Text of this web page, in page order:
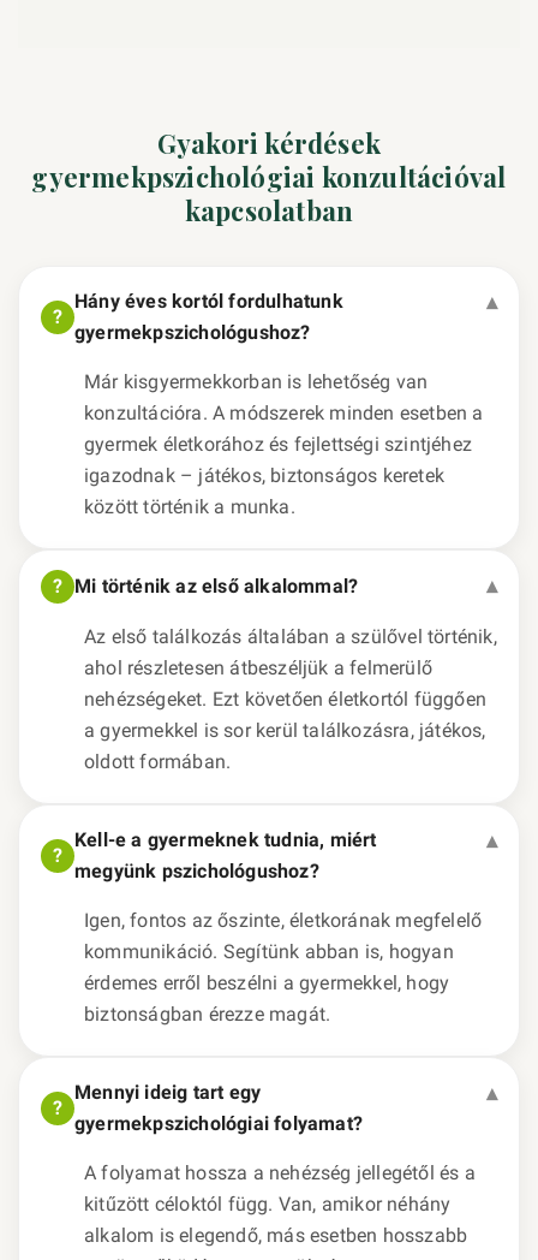
Gyakori kérdések
gyermekpszichológiai konzultációval
kapcsolatban
Hány éves kortól fordulhatunk
gyermekpszichológushoz?
Már kisgyermekkorban is lehetőség van
konzultációra. A módszerek minden esetben a
gyermek életkorához és fejlettségi szintjéhez
igazodnak – játékos, biztonságos keretek
között történik a munka.
Mi történik az első alkalommal?
Az első találkozás általában a szülővel történik,
ahol részletesen átbeszéljük a felmerülő
nehézségeket. Ezt követően életkortól függően
a gyermekkel is sor kerül találkozásra, játékos,
oldott formában.
Kell-e a gyermeknek tudnia, miért
megyünk pszichológushoz?
Igen, fontos az őszinte, életkorának megfelelő
kommunikáció. Segítünk abban is, hogyan
érdemes erről beszélni a gyermekkel, hogy
biztonságban érezze magát.
Mennyi ideig tart egy
gyermekpszichológiai folyamat?
A folyamat hossza a nehézség jellegétől és a
kitűzött céloktól függ. Van, amikor néhány
alkalom is elegendő, más esetben hosszabb